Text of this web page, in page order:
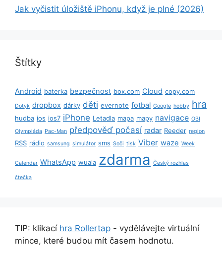
Jak vyčistit úložiště iPhonu, když je plné (2026)
Štítky
Android baterka bezpečnost box.com Cloud copy.com
Dotyk dropbox dárky děti evernote fotbal Google hobby hra
hudba ios ios7 iPhone Letadla mapa mapy navigace OBI
Olympiáda Pac-Man předpověď počasí radar Reeder region
RSS rádio samsung simulátor sms Soči tisk Viber waze Week
Calendar WhatsApp wuala zdarma Český rozhlas
čtečka
TIP: klikací hra Rollertap - vydělávejte virtuální
mince, které budou mít časem hodnotu.